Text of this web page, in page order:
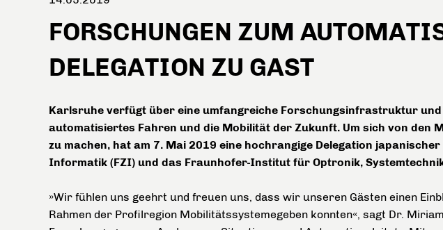
FORSCHUNGEN ZUM
DELEGATION ZU GAST
Karlsruhe verfügt über eine umfangreiche Forschungsinfrastruktur und
automatisiertes Fahren und die Mobilität der Zukunft. Um sich von den
zu machen, hat am 7. Mai 2019 eine hochrangige Delegation
Informatik (FZI) und das Fraunhofer-Institut für Optronik,
»Wir fühlen uns geehrt und freuen uns, dass wir unseren Gästen einen
Rahmen der Profilregion Mobilitätssystemegeben konnten«, sagt Dr.